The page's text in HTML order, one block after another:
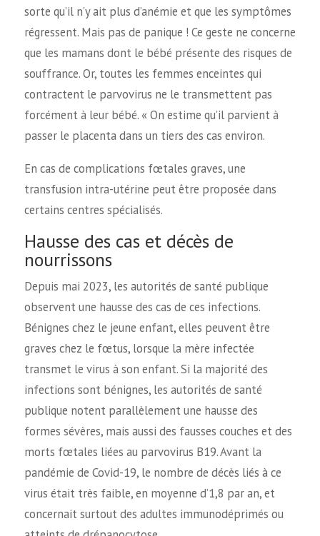
sorte qu’il n’y ait plus d’anémie et que les symptômes
régressent. Mais pas de panique ! Ce geste ne concerne
que les mamans dont le bébé présente des risques de
souffrance. Or, toutes les femmes enceintes qui
contractent le parvovirus ne le transmettent pas
forcément à leur bébé. « On estime qu’il parvient à
passer le placenta dans un tiers des cas environ.
En cas de complications fœtales graves, une
transfusion intra-utérine peut être proposée dans
certains centres spécialisés.
Hausse des cas et décès de
nourrissons
Depuis mai 2023, les autorités de santé publique
observent une hausse des cas de ces infections.
Bénignes chez le jeune enfant, elles peuvent être
graves chez le fœtus, lorsque la mère infectée
transmet le virus à son enfant. Si la majorité des
infections sont bénignes, les autorités de santé
publique notent parallèlement une hausse des
formes sévères, mais aussi des fausses couches et des
morts fœtales liées au parvovirus B19. Avant la
pandémie de Covid-19, le nombre de décès liés à ce
virus était très faible, en moyenne d’1,8 par an, et
concernait surtout des adultes immunodéprimés ou